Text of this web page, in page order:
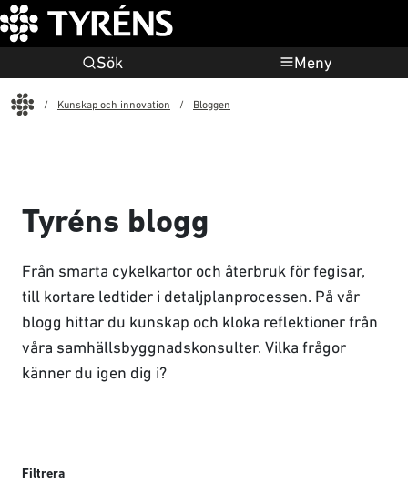
Sök Meny
Kunskap och innovation
Bloggen
Tyréns blogg
Från smarta cykelkartor och återbruk för fegisar,
till kortare ledtider i detaljplanprocessen. På vår
blogg hittar du kunskap och kloka reflektioner från
våra samhällsbyggnadskonsulter. Vilka frågor
känner du igen dig i?
Filtrera